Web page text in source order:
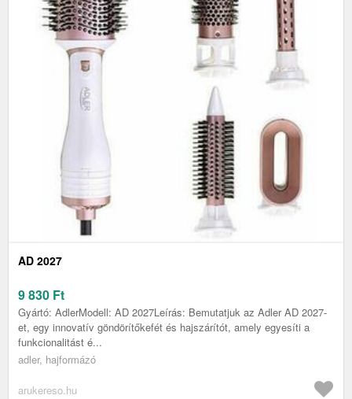
AD 2027
9 830 Ft
Gyártó: AdlerModell: AD 2027Leírás: Bemutatjuk az Adler AD 2027-
et, egy innovatív göndörítőkefét és hajszárítót, amely egyesíti a
funkcionalitást é...
adler, hajformázó
arukereso.hu